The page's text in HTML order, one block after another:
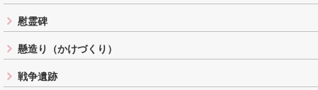
慰霊碑
懸造り（かけづくり）
戦争遺跡